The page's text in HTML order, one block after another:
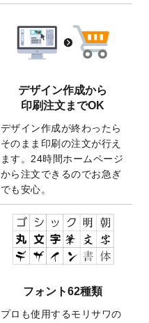
ルキーホルダーが作成で
した！
りのカレンダーデザイン
公開いたしました。
ファイルバッグ が作成で
ました！
賀状デザインテンプレート
した。
見舞いのデザインテンプ
しました。
写真やイラスト素材が無料
トのデザインテンプレー
した。
デザイン作成から
印刷注文までOK
デザイン作成が終わったら
そのまま印刷の注文が行え
ます。24時間ホームページ
から注文できるのでお急ぎ
でも安心。
フォント62種類
プロも使用するモリサワの